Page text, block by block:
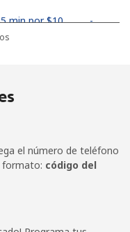
min por ⁦$10⁩ -
min por ⁦$10⁩ -
el número de teléfono
formato: código del